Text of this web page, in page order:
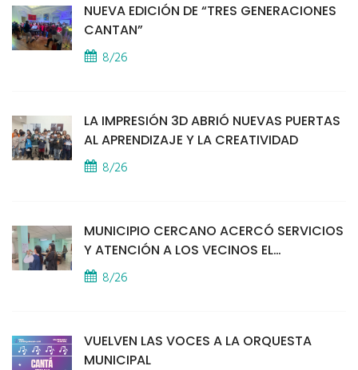
NUEVA EDICIÓN DE “TRES GENERACIONES
CANTAN”
8/26
LA IMPRESIÓN 3D ABRIÓ NUEVAS PUERTAS
AL APRENDIZAJE Y LA CREATIVIDAD
8/26
MUNICIPIO CERCANO ACERCÓ SERVICIOS
Y ATENCIÓN A LOS VECINOS EL
PROVINCIAL
8/26
VUELVEN LAS VOCES A LA ORQUESTA
MUNICIPAL